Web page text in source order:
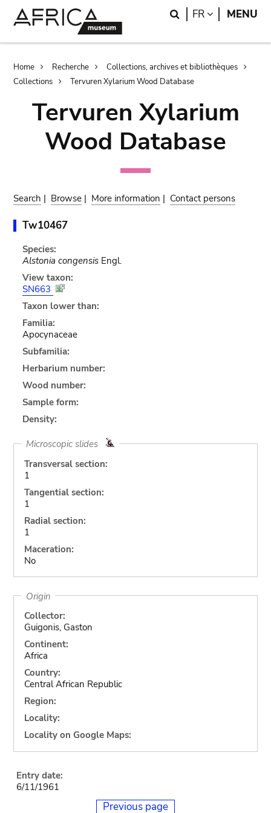
Search
FR LANGUAGE
MENU
Breadcrumb
Home Recherche
Collections, archives et bibliothèques
Collections
Tervuren Xylarium Wood Database
Tervuren Xylarium
Wood Database
Search | Browse | More information | Contact persons
Tw10467
Species:
Alstonia congensisEngl.
View taxon:
SN663
Taxon lower than:
Familia:
Apocynaceae
Subfamilia:
Herbarium number:
Wood number:
Sample form:
Density:
Microscopic slides
Transversal section:
1
Tangential section:
1
Radial section:
1
Maceration:
No
Origin
Collector:
Guigonis, Gaston
Continent:
Africa
Country:
Central African Republic
Region:
Locality:
Locality on Google Maps:
Entry date:
6/11/1961
Previous page